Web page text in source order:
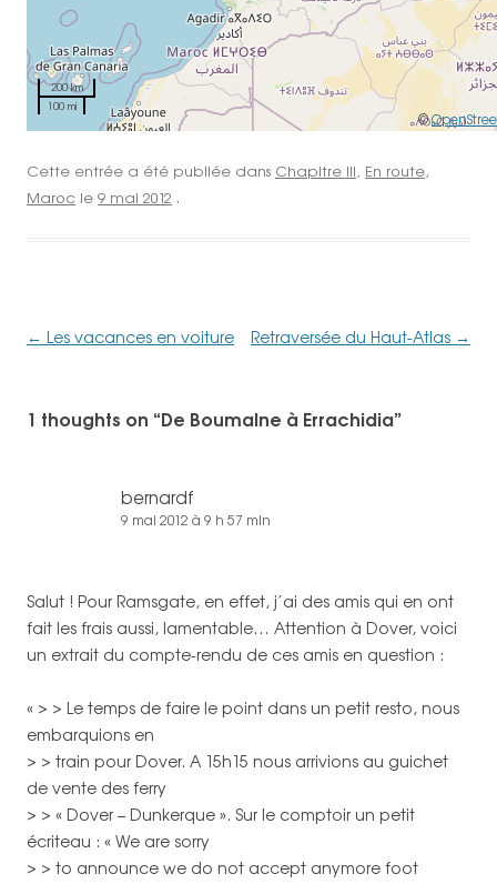
©
200 km
100 mi
Cette entrée a été publiée dans Chapitre III, En route,
Maroc le 9 mai 2012 .
Navigation
← Les vacances en voiture Retraversée du Haut-Atlas →
1 thoughts on “De Boumalne à Errachidia”
bernardf
9 mai 2012 à 9 h 57 min
Salut ! Pour Ramsgate, en effet, j’ai des amis qui en ont
fait les frais aussi, lamentable… Attention à Dover, voici
un extrait du compte-rendu de ces amis en question :
« > > Le temps de faire le point dans un petit resto, nous
embarquions en
> > train pour Dover. A 15h15 nous arrivions au guichet
de vente des ferry
> > « Dover – Dunkerque ». Sur le comptoir un petit
écriteau : « We are sorry
> > to announce we do not accept anymore foot